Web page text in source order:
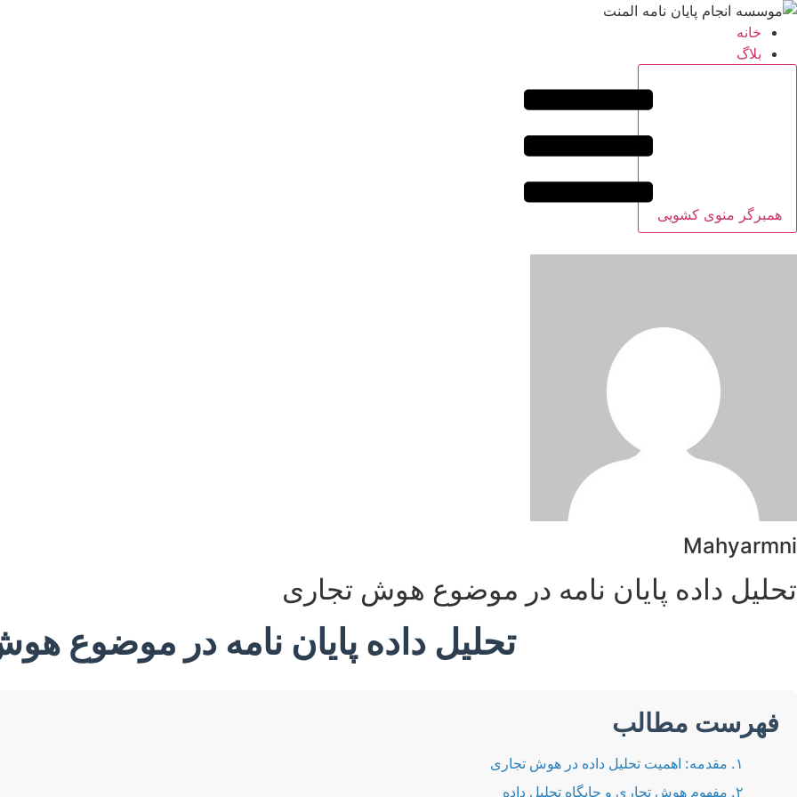
خانه
بلاگ
همبرگر منوی کشویی
Mahyarmni
تحلیل داده پایان نامه در موضوع هوش تجاری
تحلیل داده پایان نامه در موضوع
فهرست مطالب
۱. مقدمه: اهمیت تحلیل داده در هوش تجاری
۲. مفهوم هوش تجاری و جایگاه تحلیل داده